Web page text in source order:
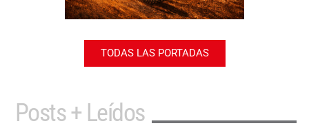
TODAS LAS PORTADAS
Posts + Leídos